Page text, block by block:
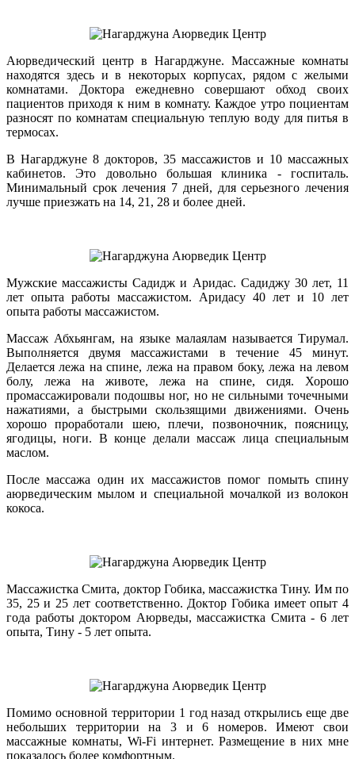
Аюрведический центр в Нагарджуне. Массажные комнаты
находятся здесь и в некоторых корпусах, рядом с желыми
комнатами. Доктора ежедневно совершают обход своих
пациентов приходя к ним в комнату. Каждое утро поциентам
разносят по комнатам специальную теплую воду для питья в
термосах.
В Нагарджуне 8 докторов, 35 массажистов и 10 массажных
кабинетов. Это довольно большая клиника - госпиталь.
Минимальный срок лечения 7 дней, для серьезного лечения
лучше приезжать на 14, 21, 28 и более дней.
Мужские массажисты Садидж и Аридас. Садиджу 30 лет, 11
лет опыта работы массажистом. Аридасу 40 лет и 10 лет
опыта работы массажистом.
Массаж Абхьянгам, на языке малаялам называется Тирумал.
Выполняется двумя массажистами в течение 45 минут.
Делается лежа на спине, лежа на правом боку, лежа на левом
болу, лежа на животе, лежа на спине, сидя. Хорошо
промассажировали подошвы ног, но не сильными точечными
нажатиями, а быстрыми скользящими движениями. Очень
хорошо проработали шею, плечи, позвоночник, поясницу,
ягодицы, ноги. В конце делали массаж лица специальным
маслом.
После массажа один их массажистов помог помыть спину
аюрведическим мылом и специальной мочалкой из волокон
кокоса.
Массажистка Смита, доктор Гобика, массажистка Тину. Им по
35, 25 и 25 лет соответственно. Доктор Гобика имеет опыт 4
года работы доктором Аюрведы, массажистка Смита - 6 лет
опыта, Тину - 5 лет опыта.
Помимо основной территории 1 год назад открылись еще две
небольших территории на 3 и 6 номеров. Имеют свои
массажные комнаты, Wi-Fi интернет. Размещение в них мне
показалось более комфортным.